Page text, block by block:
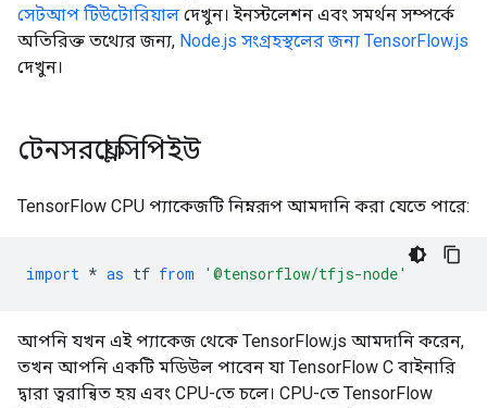
সেটআপ টিউটোরিয়াল দেখুন। ইনস্টলেশন এবং সমর্থন সম্পর্কে
অতিরিক্ত তথ্যের জন্য, Node.js সংগ্রহস্থলের জন্য TensorFlow.js
দেখুন।
টেনসরফ্লো সিপিইউ
TensorFlow CPU প্যাকেজটি নিম্নরূপ আমদানি করা যেতে পারে:
import * as tf from '@tensorflow/tfjs-node'
আপনি যখন এই প্যাকেজ থেকে TensorFlow.js আমদানি করেন,
তখন আপনি একটি মডিউল পাবেন যা TensorFlow C বাইনারি
দ্বারা ত্বরান্বিত হয় এবং CPU-তে চলে। CPU-তে TensorFlow